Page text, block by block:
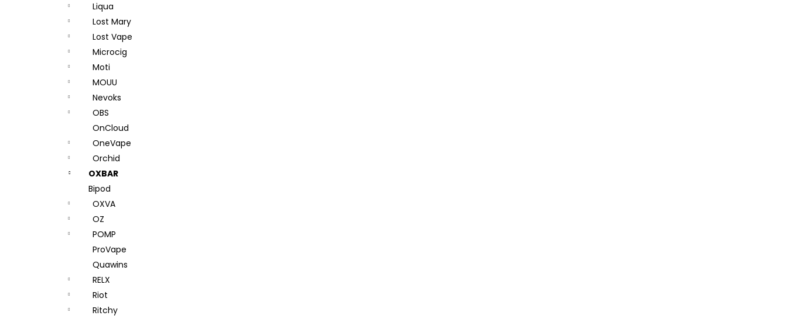
Liqua
Lost Mary
Lost Vape
Microcig
Moti
MOUU
Nevoks
OBS
OnCloud
OneVape
Orchid
OXBAR
Bipod
OXVA
OZ
POMP
ProVape
Quawins
RELX
Riot
Ritchy